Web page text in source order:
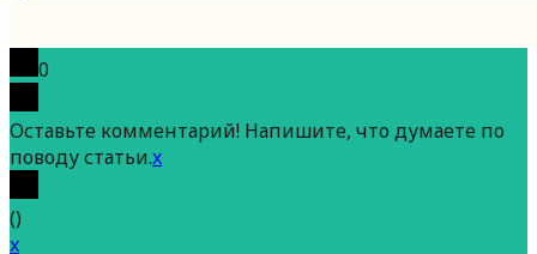
0
Оставьте комментарий! Напишите, что думаете по
поводу статьи.x
()
x